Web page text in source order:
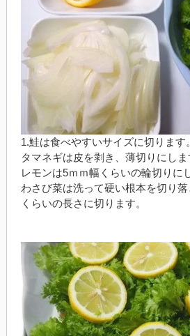
1.鮭は食べやすいサイズに切ります。
タマネギは皮を剥き、薄切りにしま
レモンは5ｍｍ幅くらいの輪切りに
わさび菜は洗って硬い根本を切り
くらいの長さに切ります。